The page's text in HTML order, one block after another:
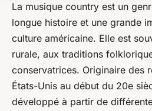
La musique country est un
longue histoire et une grande
culture américaine. Elle est
rurale, aux traditions
conservatrices. Originaire des
États-Unis au début du 20e
développé à partir de